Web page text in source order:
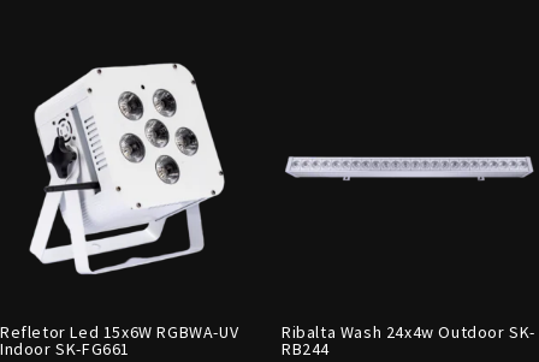
Refletor Led 15x6W RGBWA-UV
Indoor SK-FG661
Ribalta Wash 24x4w Outdoor SK-
RB244